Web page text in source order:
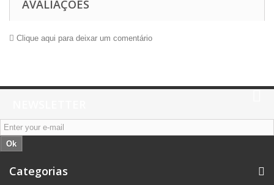
AVALIAÇÕES
Clique aqui para deixar um comentário
Ok
Categorias